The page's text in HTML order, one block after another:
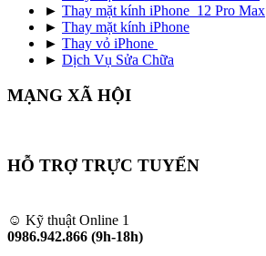
► Thay mặt kính iPhone 12 Pro Max
► Thay mặt kính iPhone
► Thay vỏ iPhone
► Dịch Vụ Sửa Chữa
MẠNG XÃ HỘI
HỖ TRỢ TRỰC TUYẾN
☺ Kỹ thuật Online 1
0986.942.866 (9h-18h)